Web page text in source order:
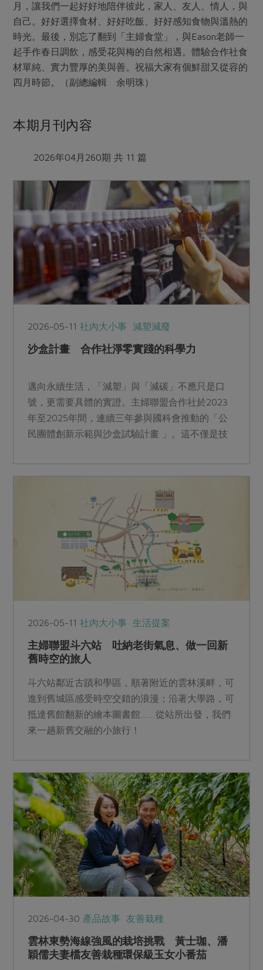
月，讓我們一起好好地陪伴彼此，家人、友人、情人，與
自己。好好選擇食材、好好吃飯、好好感知食物與溫熱的
時光。最後，別忘了翻到「主婦食堂」，與Eason老師一
起手作春日調飲，感受花與梅的自然相遇。體驗合作社食
材單純、實力豐厚的美與善。祝福大家有個鮮甜又從容的
四月時節。（副總編輯 余明珠）
本期月刊內容
2026年04月260期 共 11 篇
2026-05-11社內大小事 減塑減廢
沙盒計畫 合作社淨零實踐的科學力
邁向永續生活，「減塑」與「減碳」不應只是口
號，更需要具體的實證。主婦聯盟合作社於2023
年至2025年間，連續三年參與國科會推動的「公
民團體創新示範與沙盒試驗計畫 」。這不僅是技
續」的理念，透過科學驗證轉化為具體的創新行
2026-05-11社內大小事 生活提案
主婦聯盟斗六站 吐納老街氣息、做一回新
舊時空的旅人
斗六站鄰近古蹟和學區，順著附近的雲林溪畔，可
進到舊城區感受時空交錯的浪漫；沿著大學路，可
抵達舊館翻新的繪本圖書館……從站所出發，我們
來一趟新舊交融的小旅行！
2026-04-30 產品故事 友善栽種
雲林東勢海線強風的栽培挑戰 黃士珈、潘
穎儒夫妻檔友善栽種環保級玉女小番茄